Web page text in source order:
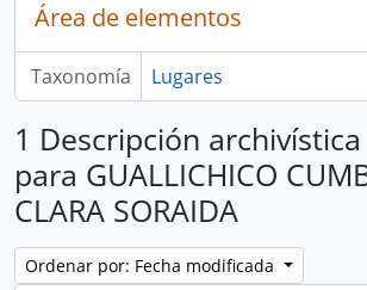
Área de elementos
Taxonomía Lugares
1 Descripción
para GUALLICHICO
CLARA SORAIDA
Ordenar por: Fecha modificada